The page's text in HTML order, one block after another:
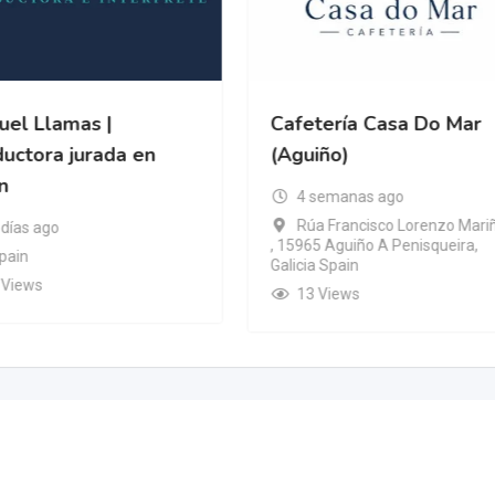
Llamas |
jurada en
ago
Cafetería Casa Do Mar
(Aguiño)
4 semanas ago
Rúa Francisco Lorenzo
, 15965 Aguiño A Penisqueira,
Galicia Spain
13 Views